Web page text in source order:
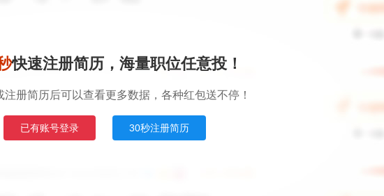
快速注册简历，海量职位任意投！
注册简历后可以查看更多数据，各种红包送不停！
已有账号登录 30秒注册简历